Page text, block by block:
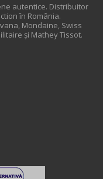
autentice. Distribuitor
în România.
Mondaine, Swiss
și Mathey Tissot.